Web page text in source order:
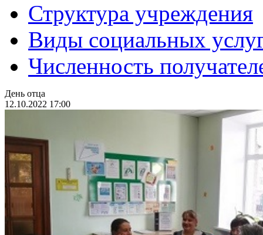
Структура учреждения
Виды социальных
Численность
День отца
12.10.2022 17:00